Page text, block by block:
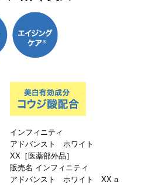
インフィニティ
アドバンスト ホワイト
XX［医薬部外品］
販売名 インフィニティ
アドバンスト ホワイト XX a